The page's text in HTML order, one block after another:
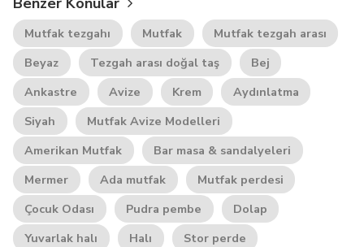
Mutfak tezgahı Mutfak
Mutfak tezgah arası
Beyaz
Tezgah arası doğal taş
Bej
Ankastre
Avize Krem
Aydınlatma
Siyah
Mutfak Avize Modelleri
Amerikan Mutfak
Bar masa & sandalyeleri
Mermer
Ada mutfak
Mutfak perdesi
Çocuk Odası
Pudra pembe
Dolap
Yuvarlak halı
Halı
Stor perde